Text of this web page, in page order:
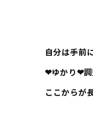
自分は手前
❤ゆかり❤調
ここからが